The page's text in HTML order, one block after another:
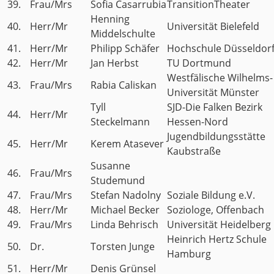
39. Frau/Mrs Sofia CasarrubiaTransitionTheater
40.
Herr/Mr
Henning
Middelschulte
Universität Bielefeld
41.
Herr/Mr Philipp Schäfer Hochschule Düsseldorf
42.
Herr/Mr Jan Herbst
TU Dortmund
43.
Frau/Mrs Rabia Caliskan
Westfälische Wilhelms-
Universität Münster
44.
Herr/Mr
Tyll
Steckelmann
SJD-Die Falken Bezirk
Hessen-Nord
45.
Herr/Mr Kerem Atasever
Jugendbildungsstätte
Kaubstraße
46.
Frau/Mrs
Susanne
Studemund
47.
Frau/Mrs Stefan Nadolny Soziale Bildung e.V.
48.
Herr/Mr Michael Becker Soziologe, Offenbach
49.
Frau/Mrs Linda Behrisch
Universität Heidelberg
50.
Dr. Torsten Junge
Heinrich Hertz Schule
Hamburg
51.
Herr/Mr Denis Grünsel